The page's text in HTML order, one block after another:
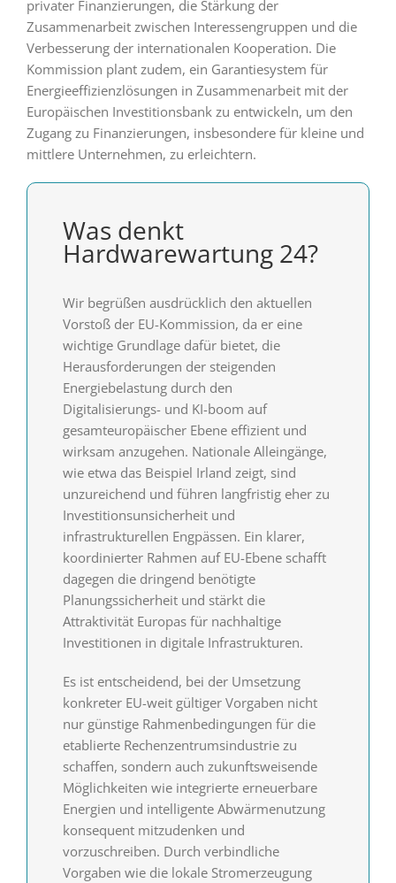
privater Finanzierungen, die Stärkung der
Zusammenarbeit zwischen Interessengruppen und die
Verbesserung der internationalen Kooperation. Die
Kommission plant zudem, ein Garantiesystem für
Energieeffizienzlösungen in Zusammenarbeit mit der
Europäischen Investitionsbank zu entwickeln, um den
Zugang zu Finanzierungen, insbesondere für kleine und
mittlere Unternehmen, zu erleichtern.
Was denkt
Hardwarewartung 24?
Wir begrüßen ausdrücklich den aktuellen
Vorstoß der EU-Kommission, da er eine
wichtige Grundlage dafür bietet, die
Herausforderungen der steigenden
Energiebelastung durch den
Digitalisierungs- und KI-boom auf
gesamteuropäischer Ebene effizient und
wirksam anzugehen. Nationale Alleingänge,
wie etwa das Beispiel Irland zeigt, sind
unzureichend und führen langfristig eher zu
Investitionsunsicherheit und
infrastrukturellen Engpässen. Ein klarer,
koordinierter Rahmen auf EU-Ebene schafft
dagegen die dringend benötigte
Planungssicherheit und stärkt die
Attraktivität Europas für nachhaltige
Investitionen in digitale Infrastrukturen.
Es ist entscheidend, bei der Umsetzung
konkreter EU-weit gültiger Vorgaben nicht
nur günstige Rahmenbedingungen für die
etablierte Rechenzentrumsindustrie zu
schaffen, sondern auch zukunftsweisende
Möglichkeiten wie integrierte erneuerbare
Energien und intelligente Abwärmenutzung
konsequent mitzudenken und
vorzuschreiben. Durch verbindliche
Vorgaben wie die lokale Stromerzeugung